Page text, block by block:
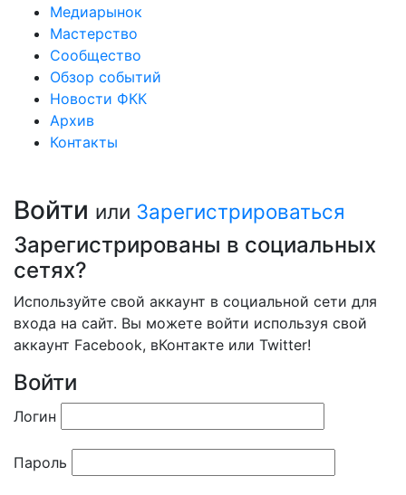
Медиарынок
Мастерство
Сообщество
Обзор событий
Новости ФКК
Архив
Контакты
Войти или Зарегистрироваться
Зарегистрированы в социальных
сетях?
Используйте свой аккаунт в социальной сети для
входа на сайт. Вы можете войти используя свой
аккаунт Facebook, вКонтакте или Twitter!
Войти
Логин
Пароль